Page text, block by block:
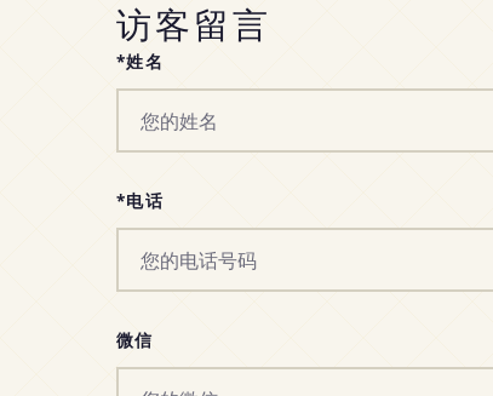
访客留言
*姓名
*电话
微信